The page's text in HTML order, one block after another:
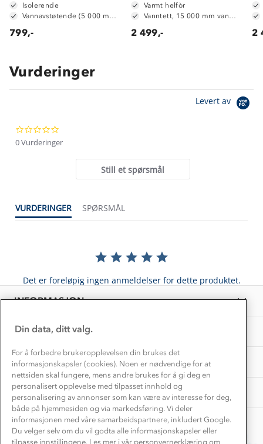
Isolerende
799,-
Varmt helfòr
2 499,- 2
Vurderinger
Levert av
star
0 Vurderinger
Still et spørsmål
VURDERINGER SPØRSMÅL
Det er foreløpig ingen anmeldelser for dette produktet.
INFORMASJON
Kundeservice
Kundeklubb
Bedrift, barnehage og SFO
Presse
OM OSS
Klima og miljø
1% til samfunnet
Samarbeide med oss?
TIPS OG RÅD
Trelagsprinsippet barn
Alt du trenger til Norgesferien
Gravidklær
Vask og vedlikehold
EL-retur
Store størrelser
Turmat oppskrifter
Beredskap
AKTIVITETER
Få turinspirasjon og tips her⛰
Overnatte utendørs⛺
Leirskole 🥾
Barnehageansatt
Tips til hyttetur
Din data, ditt valg.
For å forbedre brukeropplevelsen din brukes det
informasjonskapsler (cookies). Noen er nødvendige for at
nettsiden skal fungere, mens andre brukes for å gi deg en
personalisert opplevelse med tilpasset innhold og
personalisering av annonser som kan være av interesse for deg,
både på hjemmesiden og via markedsføring. Vi deler
informasjonen med våre samarbeidspartnere, inkludert Google.
Du velger selv om du vil godta alle informasjonskapsler eller
tilpasse innstillingene. Les mer i vår personvernerklæring om